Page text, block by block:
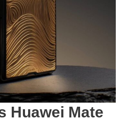
Huawei Mate